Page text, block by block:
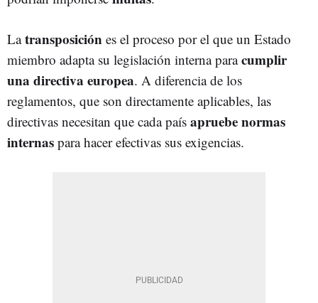
Latransposición es el proceso por el que un Estado
miembro adapta su legislación interna paracumplir
una directiva europea. A diferencia de los
reglamentos, que son directamente aplicables, las
directivas necesitan que cada país apruebe normas
internas para hacer efectivas sus exigencias.